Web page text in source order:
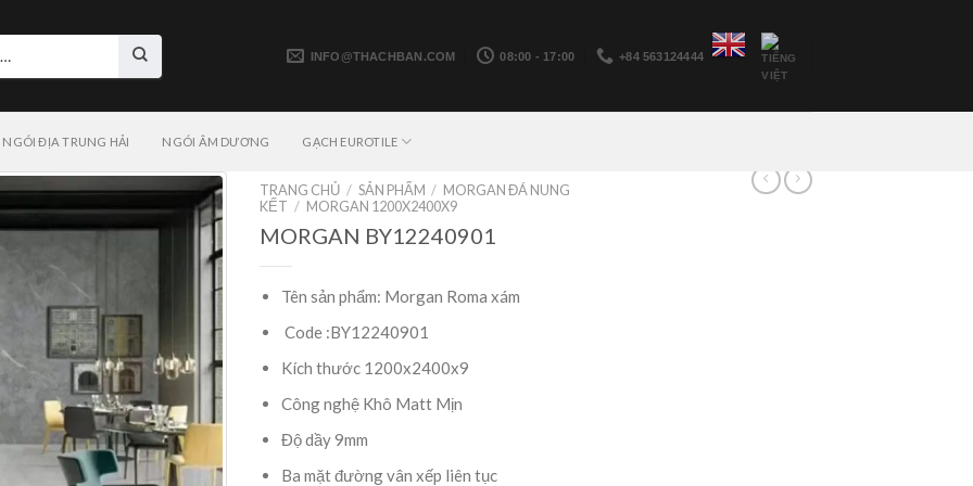
INFO@THACHBAN.COM 08:00 - 17:00 +84 563124444
NGÓI ĐỊA TRUNG HẢI NGÓI ÂM DƯƠNG GẠCH EUROTILE
TRANG CHỦ / SẢN PHẨM / MORGAN ĐÁ NUNG
KẾT / MORGAN 1200X2400X9
MORGAN BY12240901
Tên sản phẩm: Morgan Roma xám
Code :BY12240901
Kích thước 1200x2400x9
Công nghệ Khô Matt Mịn
Độ dầy 9mm
Ba mặt đường vân xếp liên tục